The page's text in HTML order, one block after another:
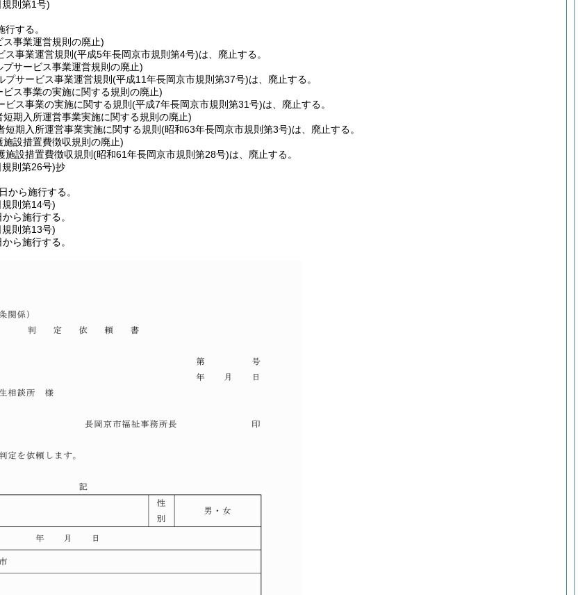
規則第1号)
する。
事業運営規則の廃止)
ス事業運営規則 (平成5年長岡京市規則第4号)は、廃止する。
サービス事業運営規則の廃止)
サービス事業運営規則 (平成11年長岡京市規則第37号)は、廃止する。
ス事業の実施に関する規則の廃止)
ス事業の実施に関する規則 (平成7年長岡京市規則第31号)は、廃止する。
期入所運営事業実施に関する規則の廃止)
期入所運営事業実施に関する規則 (昭和63年長岡京市規則第3号)は、廃止する。
設措置費徴収規則の廃止)
施設措置費徴収規則 (昭和61年長岡京市規則第28号)は、廃止する。
規則第26号)抄
から施行する。
規則第14号)
ら施行する。
規則第13号)
ら施行する。